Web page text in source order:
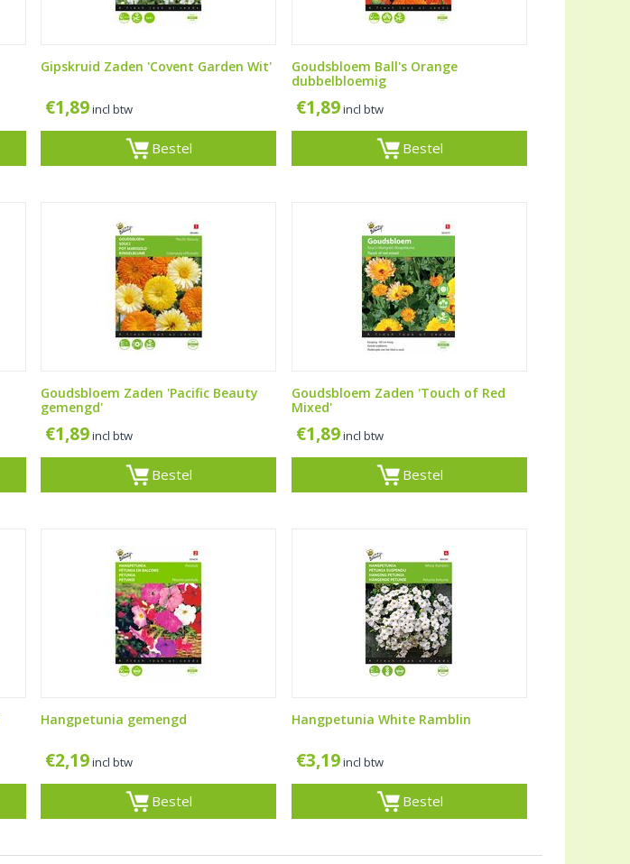
Gipskruid Zaden 'Covent Garden Wit'
€1,89incl btw
Bestel
Goudsbloem Ball's Orange
dubbelbloemig
€1,89incl btw
Bestel
Goudsbloem Zaden 'Pacific Beauty
gemengd'
€1,89incl btw
Bestel
Goudsbloem Zaden 'Touch of Red
Mixed'
€1,89incl btw
Bestel
Hangpetunia gemengd
€2,19incl btw
Bestel
Hangpetunia White Ramblin
€3,19incl btw
Bestel